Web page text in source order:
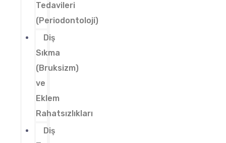
Tedavileri
(Periodontoloji)
Diş
Sıkma
(Bruksizm)
ve
Eklem
Rahatsızlıkları
Diş